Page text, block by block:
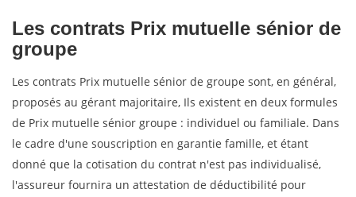
Les contrats Prix mutuelle sénior de
groupe
Les contrats Prix mutuelle sénior de groupe sont, en général,
proposés au gérant majoritaire, Ils existent en deux formules
de Prix mutuelle sénior groupe : individuel ou familiale. Dans
le cadre d'une souscription en garantie famille, et étant
donné que la cotisation du contrat n'est pas individualisé,
l'assureur fournira un attestation de déductibilité pour